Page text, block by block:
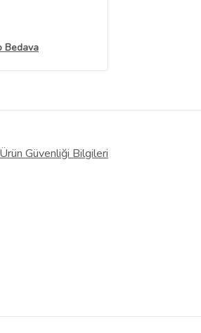
Bedava
Ürün Güvenliği Bilgileri